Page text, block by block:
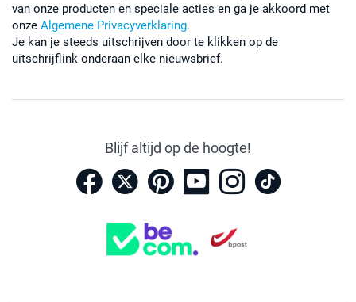
van onze producten en speciale acties en ga je akkoord met
onze Algemene Privacyverklaring.
Je kan je steeds uitschrijven door te klikken op de
uitschrijflink onderaan elke nieuwsbrief.
Blijf altijd op de hoogte!